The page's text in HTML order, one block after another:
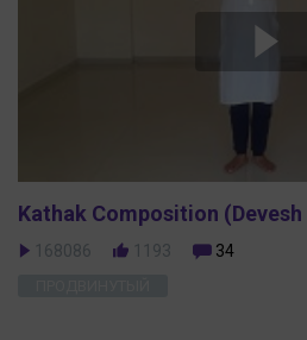
Kathak Composition
168086 1193 34